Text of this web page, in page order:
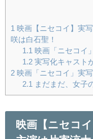
1
映画【ニセコイ】実
咲は白石聖！
1.1
映画「ニセコイ
1.2実写化キャスト
2 映画「ニセコイ」実
2.1
まだまだ、女子
映画【ニセコ